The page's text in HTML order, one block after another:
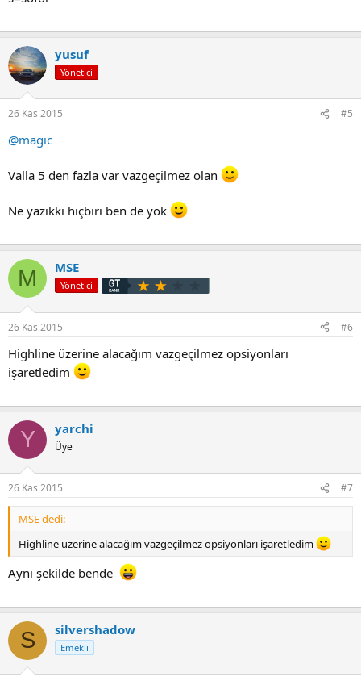
yusuf
Yönetici
26 Kas 2015 #5
@magic
Valla 5 den fazla var vazgeçilmez olan
Ne yazıkki hiçbiri ben de yok
M MSE
Yönetici
26 Kas 2015 #6
Highline üzerine alacağım vazgeçilmez opsiyonları
işaretledim
Y yarchi
Üye
26 Kas 2015 #7
MSE dedi:
Highline üzerine alacağım vazgeçilmez opsiyonları işaretledim
Aynı şekilde bende
S silvershadow
Emekli